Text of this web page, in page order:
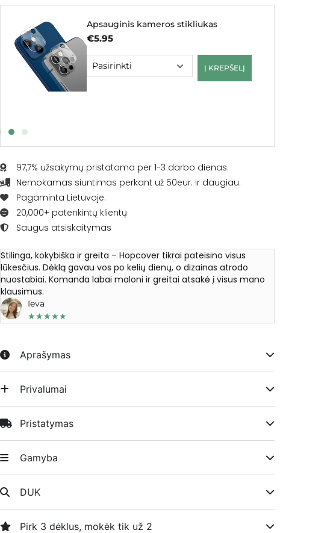
Apsauginis kameros stikliukas
€5.95
Į KREPŠELĮ
97,7% užsakymų pristatoma per 1-3 darbo dienas.
Nemokamas siuntimas perkant už 50eur. ir daugiau.
Pagaminta Lietuvoje.
20,000+ patenkintų klientų
Saugus atsiskaitymas
Ieva
★★★★★
Stilinga, kokybiška ir greita – Hopcover tikrai pateisino visus
lūkesčius. Dėklą gavau vos po kelių dienų, o dizainas atrodo
nuostabiai. Komanda labai maloni ir greitai atsakė į visus mano
klausimus.
Aprašymas
Privalumai
Pristatymas
Gamyba
DUK
Pirk 3 dėklus, mokėk tik už 2